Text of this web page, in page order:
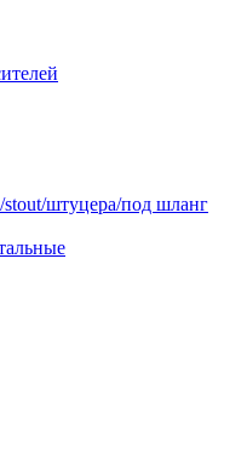
штуцера/под шланг